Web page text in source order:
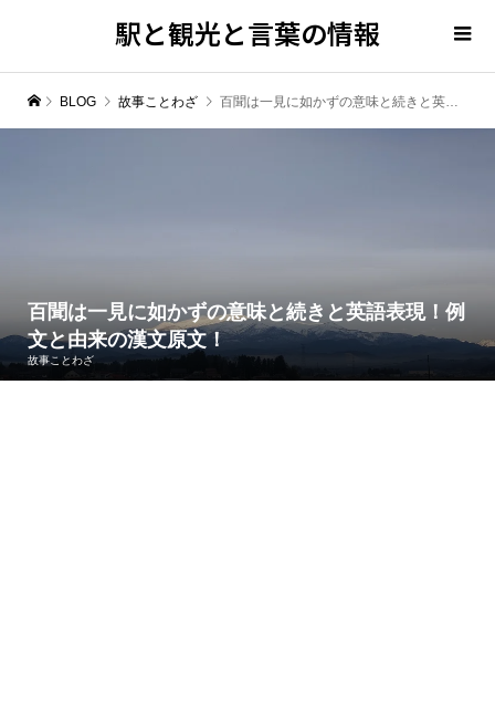
駅と観光と言葉の情報
BLOG 故事ことわざ 百聞は一見に如かずの意味と続きと英語表現！例文と由来の漢文原文！
百聞は一見に如かずの意味と続きと英語表現！例
文と由来の漢文原文！
故事ことわざ